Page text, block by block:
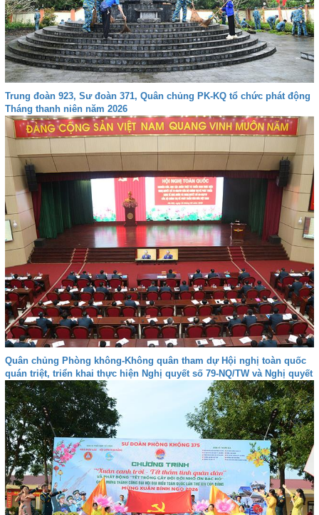
Trung đoàn 923, Sư đoàn 371, Quân chủng PK-KQ tổ chức phát động
Tháng thanh niên năm 2026
Quân chủng Phòng không-Không quân tham dự Hội nghị toàn quốc
quán triệt, triển khai thực hiện Nghị quyết số 79-NQ/TW và Nghị quyết
số 80-NQ/TW của Bộ Chính trị